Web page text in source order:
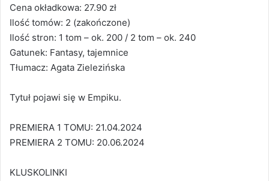
Cena okładkowa: 27.90 zł
Ilość tomów: 2 (zakończone)
Ilość stron: 1 tom – ok. 200 / 2 tom – ok. 240
Gatunek: Fantasy, tajemnice
Tłumacz: Agata Zielezińska
Tytuł pojawi się w Empiku.
PREMIERA 1 TOMU: 21.04.2024
PREMIERA 2 TOMU: 20.06.2024
KLUSKOLINKI